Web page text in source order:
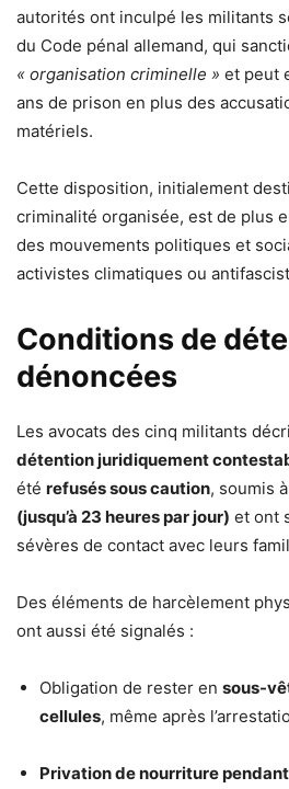
autorités ont inculpé les militants
du Code pénal allemand, qui
« organisation criminelle » et peut
ans de prison en plus des
matériels.
Cette disposition, initialement
criminalité organisée, est de plus
des mouvements politiques et
activistes climatiques ou
Conditions de
dénoncées
Les avocats des cinq militants
détention juridiquement
été refusés sous caution, soumis
(jusqu’à 23 heures par jour) et ont
sévères de contact avec leurs
Des éléments de harcèlement
ont aussi été signalés :
Obligation de rester en sous-
cellules, même après
Privation de nourriture